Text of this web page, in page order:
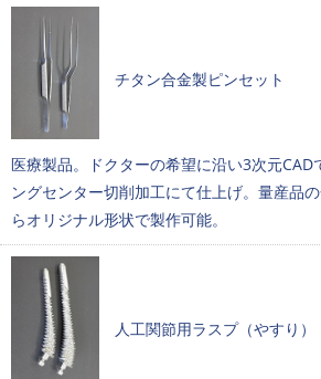
チタン合金製ピンセット
医療製品。ドクターの希望に沿い3次元CAD
ングセンター切削加工にて仕上げ。量産品
らオリジナル形状で製作可能。
人工関節用ラスプ（やすり）